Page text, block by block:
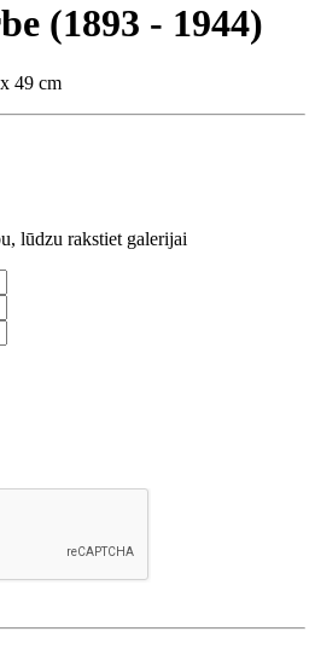
(1893 - 1944)
49 cm
lūdzu rakstiet galerijai